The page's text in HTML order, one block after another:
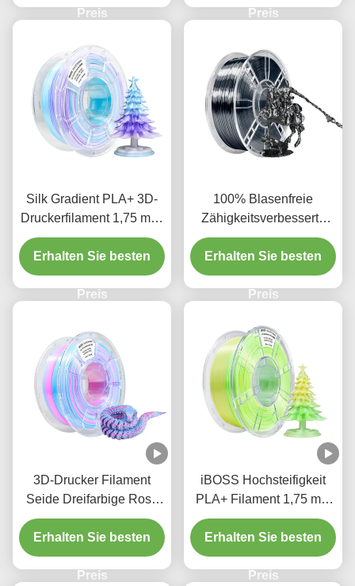
Preis Preis
Silk Gradient PLA+ 3D-
Druckerfilament 1,75 mm,
Gradient Weiß Lila Blau 1
kg Spul Tri-Color 3D-
Druckerfilament
Erhalten Sie besten
Preis
100% Blasenfreie
Zähigkeitsverbesserte
Seiden-Eisen-Schwarz-
PLA-Filament für den 3D-
Druck
Erhalten Sie besten
Preis
3D-Drucker Filament
Seide Dreifarbige Rose
Rot Blau Weiß 1000g
Maßgenauigkeit +/-
0,02mm
Erhalten Sie besten
Preis
iBOSS Hochsteifigkeit
PLA+ Filament 1,75 mm
Gradient Gelb Grün Weiß
3D-Druckfilament
Erhalten Sie besten
Preis